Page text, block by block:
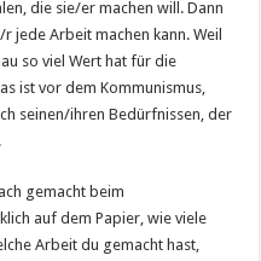
die sie/er machen will. Dann
jede Arbeit machen kann. Weil
so viel Wert hat für die
ist vor dem Kommunismus,
seinen/ihren Bedürfnissen, der
gemacht beim
auf dem Papier, wie viele
Arbeit du gemacht hast,